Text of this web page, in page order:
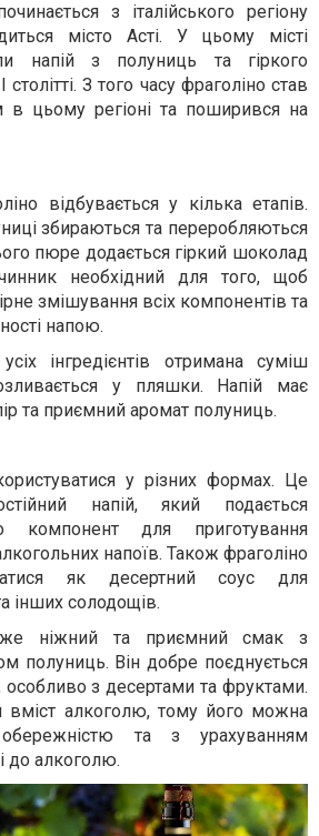
з італійського регіону
місто Асті. У цьому місті
напій з полуниць та гіркого
З того часу фраголіно став
в цьому регіоні та поширився на
відбувається у кілька етапів.
збираються та переробляються
пюре додається гіркий шоколад
необхідний для того, щоб
змішування всіх компонентів та
напою.
інгредієнтів отримана суміш
у пляшки. Напій має
та приємний аромат полуниць.
у різних формах. Це
напій, який подається
компонент для приготування
напоїв. Також фраголіно
як десертний соус для
інших солодощів.
ніжний та приємний смак з
полуниць. Він добре поєднується
особливо з десертами та фруктами.
вміст алкоголю, тому його можна
та з урахуванням
до алкоголю.